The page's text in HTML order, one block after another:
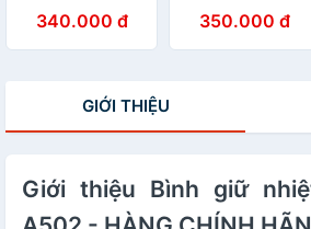
HÃNG
340.000 đ
HÃNG
350.000 đ
GIỚI THIỆU
Giới thiệu Bình giữ